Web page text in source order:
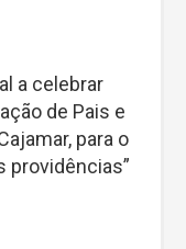
a celebrar
de Pais e
para o
providências”